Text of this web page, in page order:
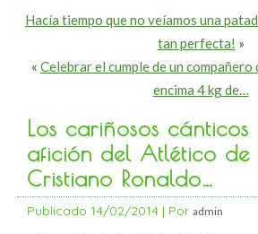
Hacía tiempo que no veíamos una
tan perfecta! »
« Celebrar el cumple de un
encima 4 kg de…
Los cariñosos
afición del Atlético
Cristiano Ronaldo…
Publicado 14/02/2014 | Por admin